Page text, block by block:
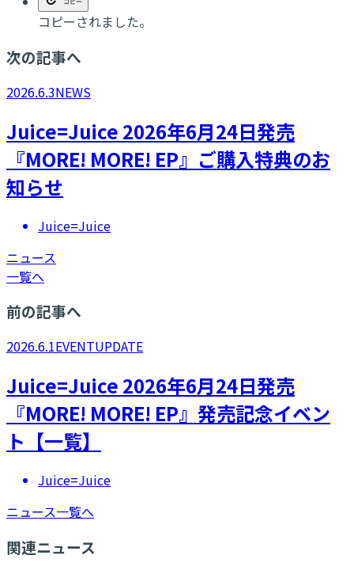
コピーされました。
次の記事へ
2026.6.3NEWS
Juice=Juice 2026年6月24日発売
『MORE! MORE! EP』ご購入特典のお
知らせ
Juice=Juice
ニュース
一覧へ
前の記事へ
2026.6.1EVENTUPDATE
Juice=Juice 2026年6月24日発売
『MORE! MORE! EP』発売記念イベン
ト【一覧】
Juice=Juice
ニュース一覧へ
関連ニュース